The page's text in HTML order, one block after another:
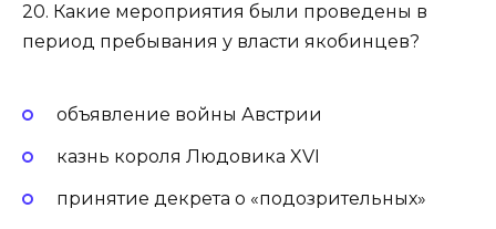
20. Какие мероприятия были проведены в
период пребывания у власти якобинцев?
объявление войны Австрии
казнь короля Людовика XVI
принятие декрета о «подозрительных»